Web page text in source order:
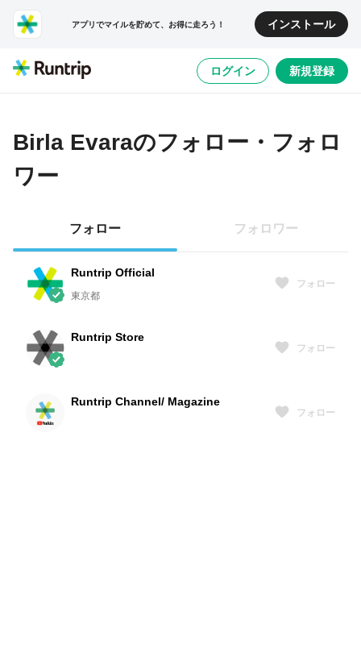
アプリでマイルを貯めて、お得に走ろう！ インストール
ログイン 新規登録
Birla Evaraのフォロー・フォロ
ワー
フォロー フォロワー
Runtrip Official
東京都
フォロー
Runtrip Store
フォロー
Runtrip Channel/ Magazine
フォロー